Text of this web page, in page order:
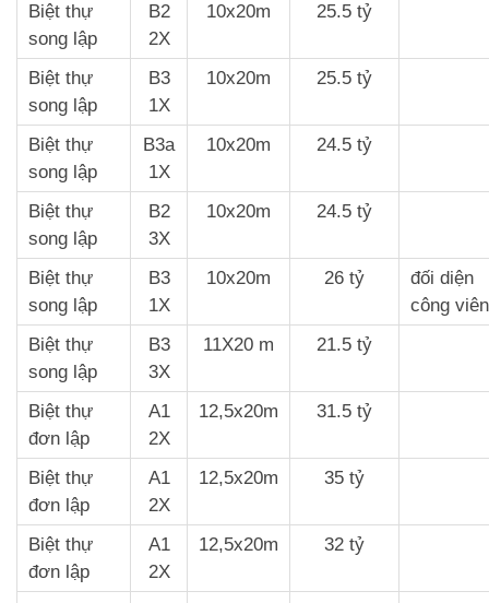
Biệt thự
song lập
B2
2X
10x20m 25.5 tỷ
Biệt thự
song lập
B3
1X
10x20m 25.5 tỷ
Biệt thự
song lập
B3a
1X
10x20m 24.5 tỷ
Biệt thự
song lập
B2
3X
10x20m 24.5 tỷ
Biệt thự
song lập
B3
1X
10x20m 26 tỷ
đối diện
công viên
Biệt thự
song lập
B3
3X
11X20 m 21.5 tỷ
Biệt thự
đơn lập
A1
2X
12,5x20m 31.5 tỷ
Biệt thự
đơn lập
A1
2X
12,5x20m 35 tỷ
Biệt thự
đơn lập
A1
2X
12,5x20m 32 tỷ